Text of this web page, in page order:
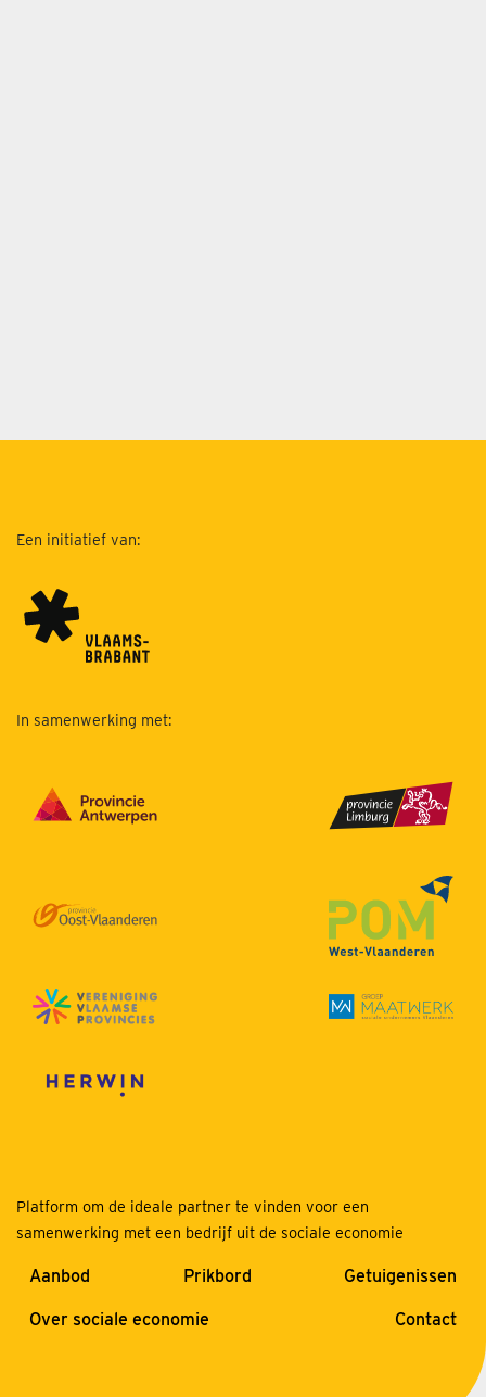
Een initiatief van:
In samenwerking met:
Platform om de ideale partner te vinden voor een
samenwerking met een bedrijf uit de sociale economie
Aanbod Prikbord Getuigenissen
Over sociale economie Contact